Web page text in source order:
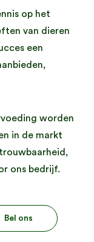
op het
van dieren
een
worden
in de markt
ons bedrijf.
Bel ons